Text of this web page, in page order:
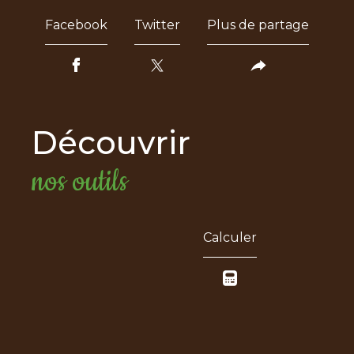
Facebook Twitter Plus de partage
découvrir
nos outils
Calculer